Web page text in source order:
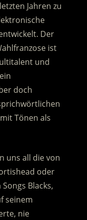
Jahren zu
Der
ist
und
doch
Tönen als
uns all die von
oder
Blacks,
seinem
nie